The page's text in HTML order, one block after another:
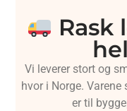
Rask
Vi leverer stort og
hvor i Norge.
er til